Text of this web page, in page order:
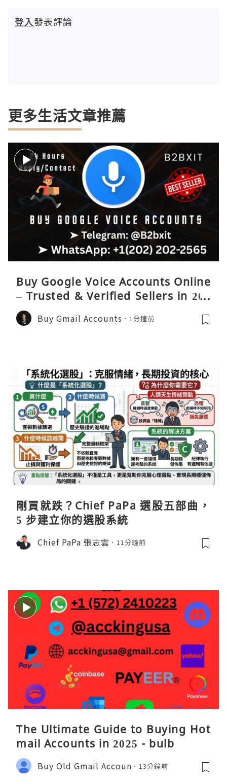
登入發表評論
更多生活文章推薦
Buy Google Voice Accounts Online
– Trusted & Verified Sellers in 202
6
Buy Gmail Accounts 1分鐘前
剛買就跌？Chief PaPa 選股五部曲，
5 步建立你的選股系統
Chief PaPa 張志雲 11分鐘前
The Ultimate Guide to Buying Hot
mail Accounts in 2025 - bulb
Buy Old Gmail Accoun 13分鐘前